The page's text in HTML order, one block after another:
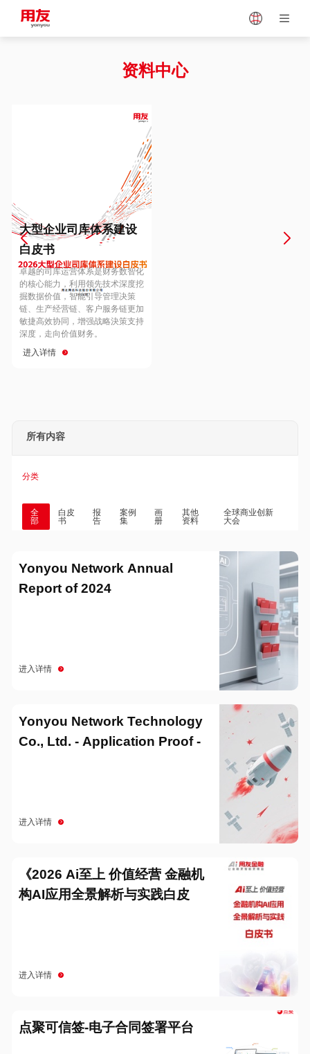
Vietnam
Europe
Hungary
Hong Kong
资料中心
大型企业司库体系建设
白皮书
卓越的司库运营体系是财务数智化
的核心能力，利用领先技术深度挖
掘数据价值，智能引导管理决策
链、生产经营链、客户服务链更加
敏捷高效协同，增强战略決策支持
深度，走向价值财务。
进入详情
所有内容
分类
全
部
白皮
书
报
告
案例
集
画
册
其他
资料
全球商业创新
大会
Yonyou Network Annual
Report of 2024
进入详情
Yonyou Network Technology
Co., Ltd. - Application Proof -
进入详情
《2026 Ai至上 价值经营 金融机
构AI应用全景解析与实践白皮
进入详情
点聚可信签-电子合同签署平台